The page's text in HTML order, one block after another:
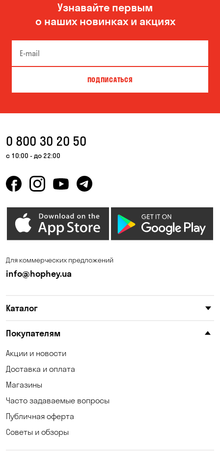
Бережинка Борисполь
Бровары
Вита-Почтовая Вишневое
Горишние Плавни
Елизаветовка Зазимье
Калиновка
Киев
Княжичи
Котовка
Кременчуг
Кропивницкий
Узнавайте первым
о наших новинках и акциях
ПОДПИСАТЬСЯ
0 800 30 20 50
с 10:00 - до 22:00
Для коммерческих предложений
info@hophey.ua
Каталог
Покупателям
Акции и новости
Доставка и оплата
Магазины
Часто задаваемые вопросы
Публичная оферта
Советы и обзоры